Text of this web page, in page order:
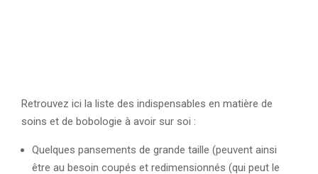
Retrouvez ici la liste des indispensables en matière de
soins et de bobologie à avoir sur soi :
Quelques pansements de grande taille (peuvent ainsi
être au besoin coupés et redimensionnés (qui peut le